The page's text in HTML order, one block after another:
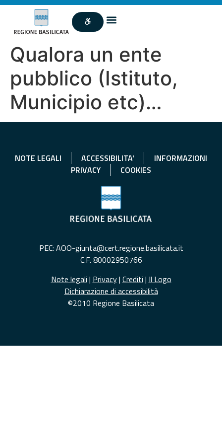
Qualora un ente
pubblico (Istituto,
Municipio etc)…
NOTE LEGALI ACCESSIBILITA'
INFORMAZIONI
PRIVACY
COOKIES
PEC: AOO-giunta@cert.regione.basilicata.it
C.F. 80002950766
Note legali | Privacy| Crediti | Il Logo
Dichiarazione di accessibilità
©2010 Regione Basilicata